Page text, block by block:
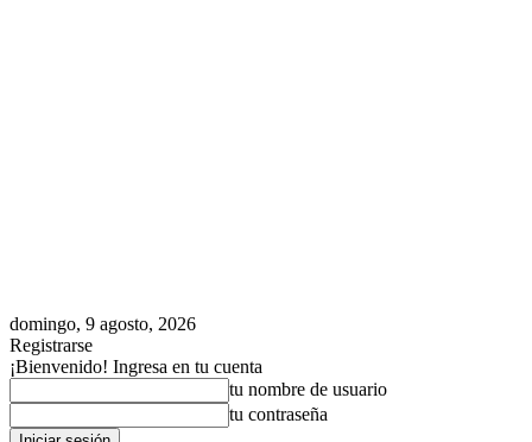
domingo, 9 agosto, 2026
Registrarse
¡Bienvenido! Ingresa en tu cuenta
tu nombre de usuario
tu contraseña